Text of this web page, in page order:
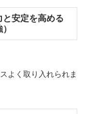
安定を高める
よく取り入れられま